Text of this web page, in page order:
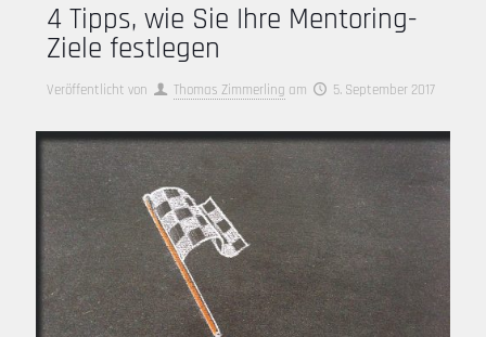
4 Tipps, wie Sie Ihre Mentoring-
Ziele festlegen
Veröffentlicht von Thomas Zimmerling am 5. September 2017